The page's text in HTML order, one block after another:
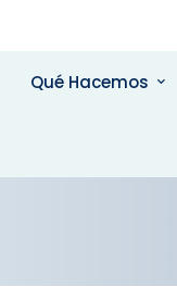
Qué Hacemos